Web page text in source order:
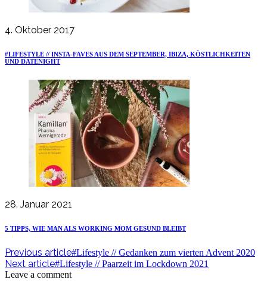
4. Oktober 2017
#LIFESTYLE // INSTA-FAVES AUS DEM SEPTEMBER, IBIZA, KÖSTLICHKEITEN
UND DATENIGHT
28. Januar 2021
5 TIPPS, WIE MAN ALS WORKING MOM GESUND BLEIBT
Previous article#Lifestyle // Gedanken zum vierten Advent 2020
Next article#Lifestyle // Paarzeit im Lockdown 2021
Leave a comment